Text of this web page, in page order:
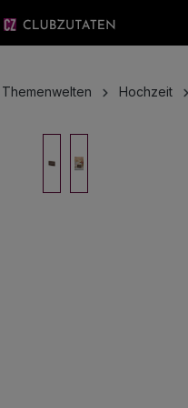
Zur
Themenwelten Hochzeit
Bildergalerie überspringen